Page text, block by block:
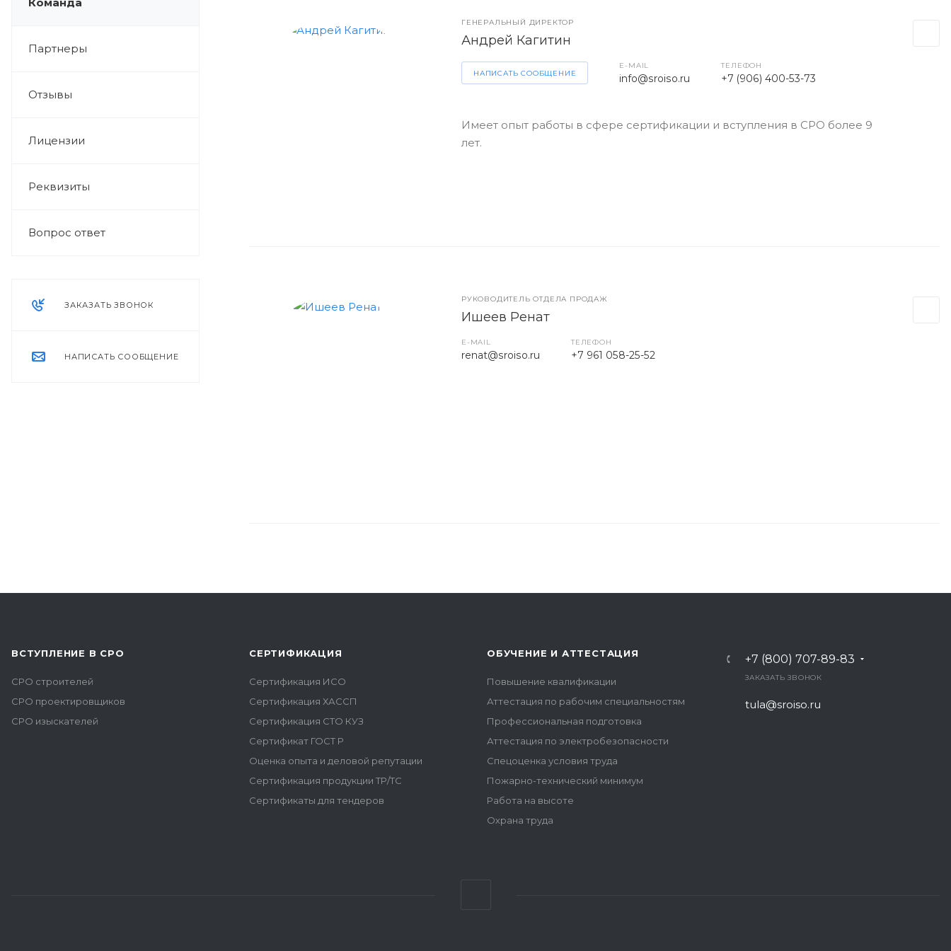
Партнеры
Отзывы
Лицензии
Реквизиты
Вопрос ответ
ЗАКАЗАТЬ ЗВОНОК
НАПИСАТЬ СООБЩЕНИЕ
ГЕНЕРАЛЬНЫЙ ДИРЕКТОР
Андрей Кагитин
НАПИСАТЬ СООБЩЕНИЕ
E-MAIL
info@sroiso.ru
ТЕЛЕФОН
+7 (906) 400-53-73
Имеет опыт работы в сфере сертификации и вступления в СРО более 9
лет.
РУКОВОДИТЕЛЬ ОТДЕЛА ПРОДАЖ
Ишеев Ренат
E-MAIL
renat@sroiso.ru
ТЕЛЕФОН
+7 961 058-25-52
ВСТУПЛЕНИЕ В СРО
СРО строителей
СРО проектировщиков
СРО изыскателей
СЕРТИФИКАЦИЯ
Сертификация ИСО
Сертификация ХАССП
Сертификация СТО КУЗ
Сертификат ГОСТ Р
Оценка опыта и деловой репутации
Сертификация продукции ТР/ТС
Сертификаты для тендеров
ОБУЧЕНИЕ И АТТЕСТАЦИЯ
Повышение квалификации
Аттестация по рабочим специальностям
Профессиональная подготовка
Аттестация по электробезопасности
Спецоценка условия труда
Пожарно-технический минимум
Работа на высоте
Охрана труда
+7 (800) 707-89-83
ЗАКАЗАТЬ ЗВОНОК
tula@sroiso.ru